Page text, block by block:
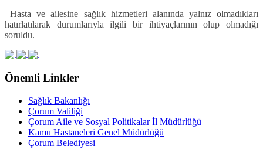
Hasta ve ailesine sağlık hizmetleri alanında yalnız olmadıkları
hatırlatılarak durumlarıyla ilgili bir ihtiyaçlarının olup olmadığı
soruldu.
Önemli Linkler
Sağlık Bakanlığı
Çorum Valiliği
Çorum Aile ve Sosyal Politikalar İl Müdürlüğü
Kamu Hastaneleri Genel Müdürlüğü
Çorum Belediyesi